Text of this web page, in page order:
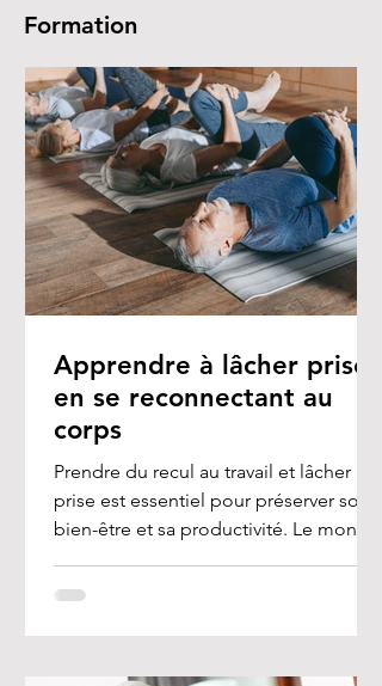
Formation
Apprendre à lâcher prise
en se reconnectant au
corps
Prendre du recul au travail et lâcher
prise est essentiel pour préserver son
bien-être et sa productivité. Le monde